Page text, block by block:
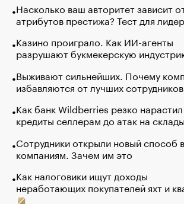
Насколько ваш авторитет зависит
атрибутов престижа? Тест для
Казино проиграло. Как ИИ-агенты
разрушают букмекерскую
Выживают сильнейших. Почему
избавляются от лучших сотрудников
Как банк Wildberries резко нарастил
кредиты селлерам до атак на склады
Сотрудники открыли новый способ
компаниям. Зачем им это
Как налоговики ищут доходы
неработающих покупателей яхт и